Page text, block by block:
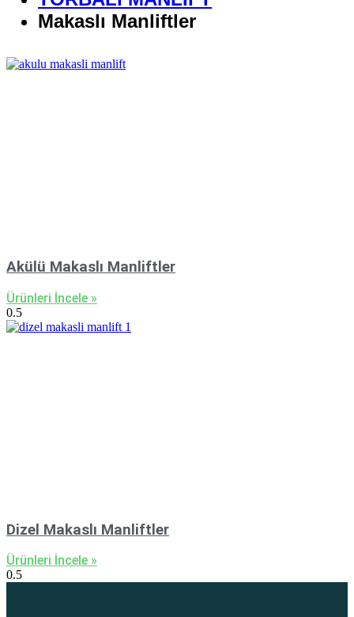
Makaslı Manliftler
Akülü Makaslı Manliftler
Ürünleri İncele »
Dizel Makaslı Manliftler
Ürünleri İncele »